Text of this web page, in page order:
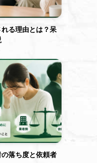
る理由とは？呆
落ち度と依頼者